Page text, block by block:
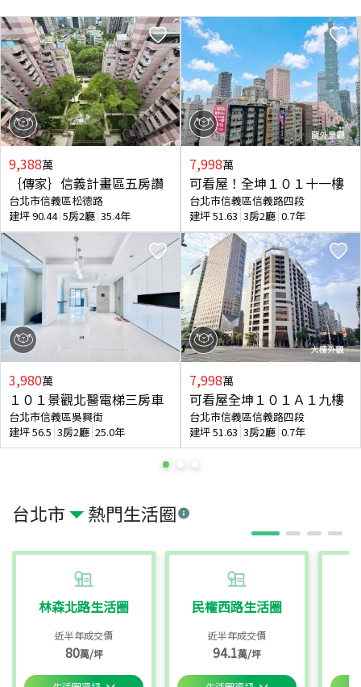
台北市 熱門生活圈
林森北路生活圈
近半年成交價
80萬/坪
民權西路生活圈
近半年成交價
94.1萬/坪
9,388萬
｛傳家｝信義計畫區五房讚
台北市信義區松德路
建坪90.44 5房2廳 35.4年
3,980萬
１０１景觀北醫電梯三房車
台北市信義區吳興街
建坪56.5 3房2廳 25.0年
7,998萬
可看屋！全坤１０１十一樓
台北市信義區信義路四段
建坪51.63 3房2廳 0.7年
7,998萬
可看屋全坤１０１Ａ１九樓
台北市信義區信義路四段
建坪51.63 3房2廳 0.7年